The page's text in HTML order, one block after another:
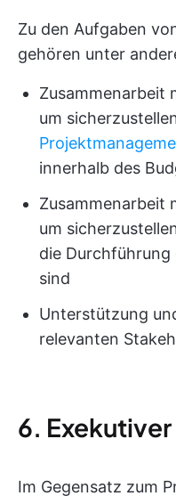
Zu den Aufgaben
gehören unter
Zusammenarbeit
um
innerhalb des
Zusammenarbeit
um
die
sind
Unterstützung
relevanten
6.
Im Gegensatz zum